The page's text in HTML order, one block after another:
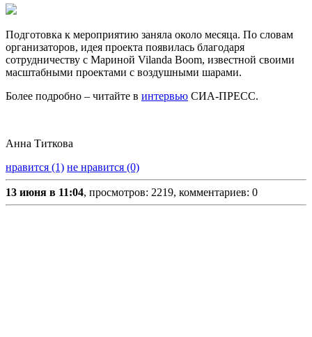
Подготовка к мероприятию заняла около месяца. По словам
организаторов, идея проекта появилась благодаря
сотрудничеству с Мариной Vilanda Boom, известной своими
масштабными проектами с воздушными шарами.
Более подробно – читайте в интервью СИА-ПРЕСС.
Анна Титкова
нравится (1) не нравится (0)
13 июня в 11:04, просмотров: 2219, комментариев: 0